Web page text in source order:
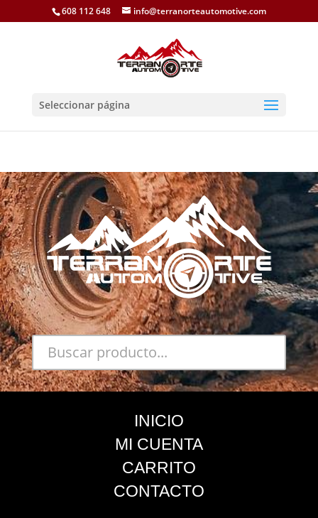
608 112 648 info@terranorteautomotive.com
Seleccionar página
INICIO
MI CUENTA
CARRITO
CONTACTO